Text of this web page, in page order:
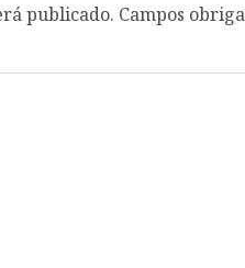
publicado. Campos